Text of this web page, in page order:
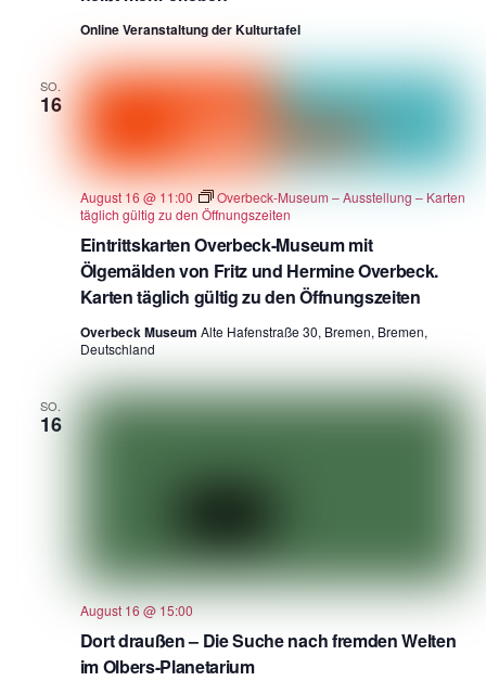
Online Veranstaltung der Kulturtafel
SO.
16
Eintrittskarten Overbeck-Museum mit
Ölgemälden von Fritz und Hermine Overbeck.
Karten täglich gültig zu den Öffnungszeiten
August 16 @ 11:00
Overbeck-Museum – Ausstellung – Karten
täglich gültig zu den Öffnungszeiten
Overbeck Museum Alte Hafenstraße 30, Bremen, Bremen,
Deutschland
SO.
16
Dort draußen – Die Suche nach fremden Welten
im Olbers-Planetarium
August 16 @ 15:00